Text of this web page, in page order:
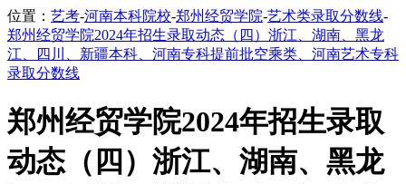
位置： 艺考-河南本科院校-郑州经贸学院-艺术类录取分数线-
郑州经贸学院2024年招生录取动态（四）浙江、湖南、黑龙
江、四川、新疆本科、河南专科提前批空乘类、河南艺术专科
录取分数线
郑州经贸学院2024年招生录取
动态（四）浙江、湖南、黑龙